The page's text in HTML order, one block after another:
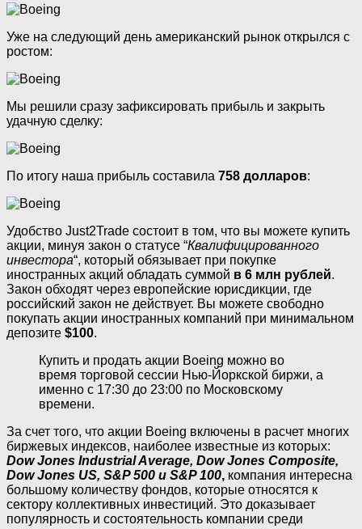
Уже на следующий день американский рынок открылся с
ростом:
Мы решили сразу зафиксировать прибыль и закрыть
удачную сделку:
По итогу наша прибыль составила 758 долларов:
Удобство Just2Trade состоит в том, что вы можете купить
акции, минуя закон о статусе “Квалифицированного
инвестора“, который обязывает при покупке
иностранных акций обладать суммой в 6 млн рублей.
Закон обходят через европейские юрисдикции, где
российский закон не действует. Вы можете свободно
покупать акции иностранных компаний при минимальном
депозите $100.
Купить и продать акции Boeing можно во
время торговой сессии Нью-Йоркской биржи, а
именно с 17:30 до 23:00 по Московскому
времени.
За счет того, что акции Boeing включены в расчет многих
биржевых индексов, наиболее известные из которых:
Dow Jones Industrial Average, Dow Jones Composite,
Dow Jones US, S&P 500 и S&P 100, компания интересна
большому количеству фондов, которые относятся к
сектору коллективных инвестиций. Это доказывает
популярность и состоятельность компании среди